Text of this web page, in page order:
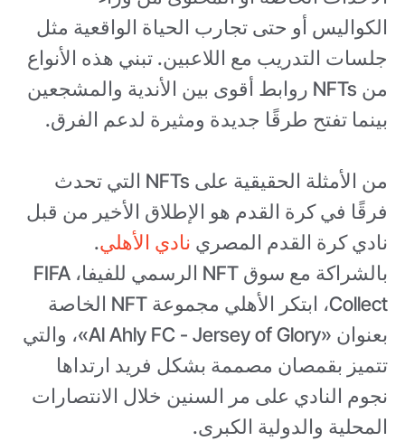
الكواليس أو حتى تجارب الحياة الواقعية مثل
جلسات التدريب مع اللاعبين. تبني هذه الأنواع
من NFTs روابط أقوى بين الأندية والمشجعين
بينما تفتح طرقًا جديدة ومثيرة لدعم الفرق.
من الأمثلة الحقيقية على NFTs التي تحدث
فرقًا في كرة القدم هو الإطلاق الأخير من قبل
نادي كرة القدم المصري نادي الأهلي.
بالشراكة مع سوق NFT الرسمي للفيفا، FIFA
Collect، ابتكر الأهلي مجموعة NFT الخاصة
بعنوان «Al Ahly FC - Jersey of Glory»، والتي
تتميز بقمصان مصممة بشكل فريد ارتداها
نجوم النادي على مر السنين خلال الانتصارات
المحلية والدولية الكبرى.